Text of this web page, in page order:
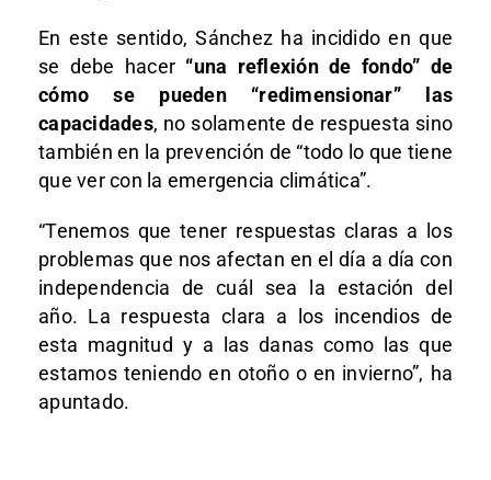
En este sentido, Sánchez ha incidido en que
se debe hacer “una reflexión de fondo” de
cómo se pueden “redimensionar” las
capacidades, no solamente de respuesta sino
también en la prevención de “todo lo que tiene
que ver con la emergencia climática”.
“Tenemos que tener respuestas claras a los
problemas que nos afectan en el día a día con
independencia de cuál sea la estación del
año. La respuesta clara a los incendios de
esta magnitud y a las danas como las que
estamos teniendo en otoño o en invierno”, ha
apuntado.